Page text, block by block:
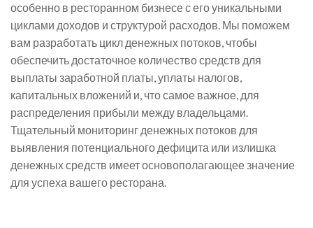
особенно в ресторанном бизнесе с его уникальными
циклами доходов и структурой расходов. Мы поможем
вам разработать цикл денежных потоков, чтобы
обеспечить достаточное количество средств для
выплаты заработной платы, уплаты налогов,
капитальных вложений и, что самое важное, для
распределения прибыли между владельцами.
Тщательный мониторинг денежных потоков для
выявления потенциального дефицита или излишка
денежных средств имеет основополагающее значение
для успеха вашего ресторана.